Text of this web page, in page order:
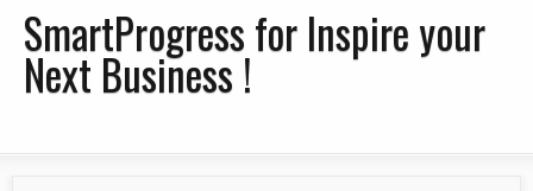
ン
ツ
に
動
ー
SmartProgress for Inspire your
Next Business !